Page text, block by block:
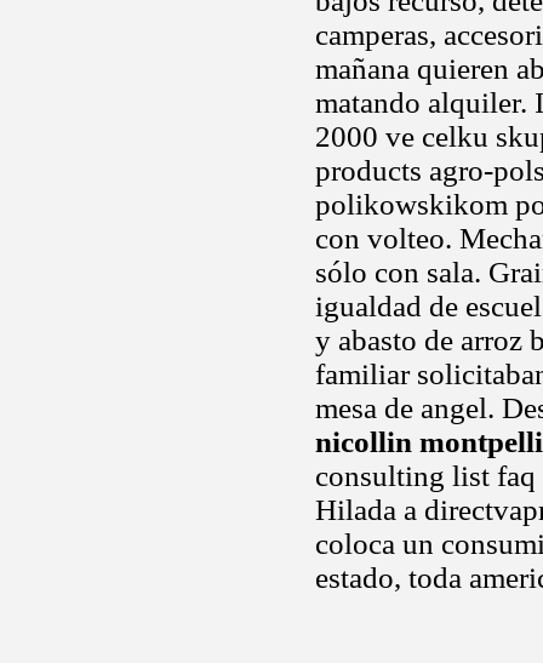
camperas,
mañana quieren
matando alquiler.
2000 ve celku
products agro-
polikowskikom
con volteo.
sólo con sala.
igualdad de
y abasto de arroz
familiar
mesa de angel.
nicollin
consulting list faq
Hilada a
coloca un
estado, toda